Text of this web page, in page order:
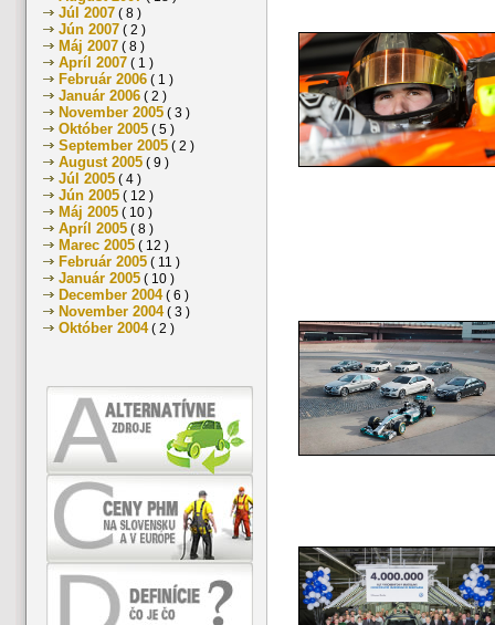
Júl 2007 ( 8 )
Jún 2007 ( 2 )
Máj 2007 ( 8 )
Apríl 2007 ( 1 )
Február 2006 ( 1 )
Január 2006 ( 2 )
November 2005 ( 3 )
Október 2005 ( 5 )
September 2005 ( 2 )
August 2005 ( 9 )
Júl 2005 ( 4 )
Jún 2005 ( 12 )
Máj 2005 ( 10 )
Apríl 2005 ( 8 )
Marec 2005 ( 12 )
Február 2005 ( 11 )
Január 2005 ( 10 )
December 2004( 6 )
November 2004( 3 )
Október 2004( 2 )